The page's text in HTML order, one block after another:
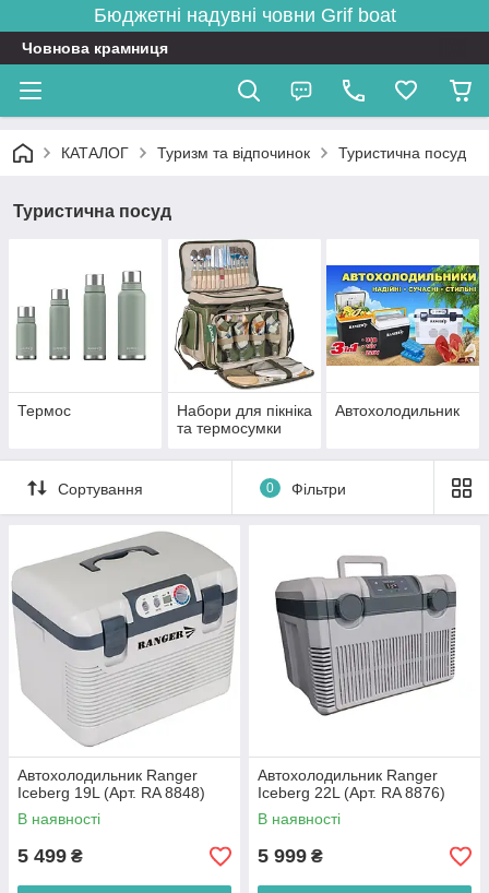
Бюджетні надувні човни Grif boat
Човнова крамниця
КАТАЛОГ Туризм та відпочинок Туристична посуд
Туристична посуд
Термос
Набори для пікніка
та термосумки
Автохолодильник
Сортування 0 Фільтри
Автохолодильник Ranger
Iceberg 19L (Арт. RA 8848)
В наявності
5 499 ₴
Автохолодильник Ranger
Iceberg 22L (Арт. RA 8876)
В наявності
5 999 ₴